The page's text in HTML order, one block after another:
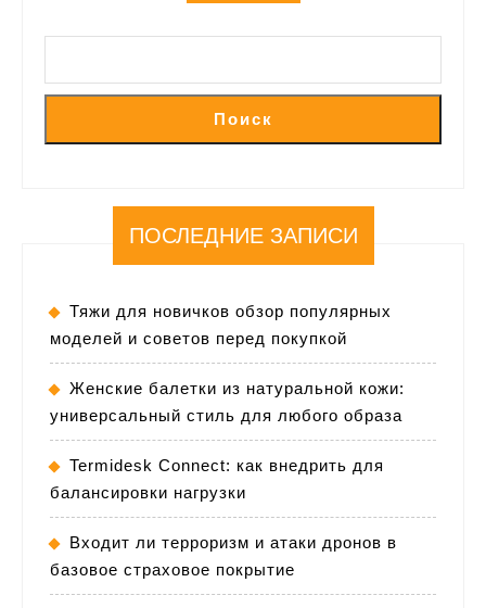
Поиск
ПОСЛЕДНИЕ ЗАПИСИ
Тяжи для новичков обзор популярных
моделей и советов перед покупкой
Женские балетки из натуральной кожи:
универсальный стиль для любого образа
Termidesk Connect: как внедрить для
балансировки нагрузки
Входит ли терроризм и атаки дронов в
базовое страховое покрытие